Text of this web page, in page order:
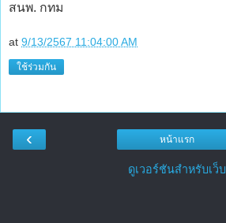
สนพ. กทม
at 9/13/2567 11:04:00 AM
ใช้ร่วมกัน
‹ หน้าแรก
ดูเวอร์ชันสำหรับเว็บ